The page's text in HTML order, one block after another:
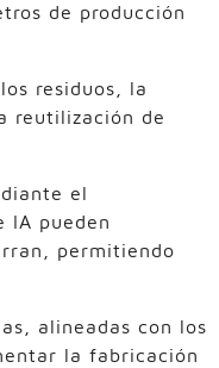
de producción
residuos, la
reutilización de
el
IA pueden
permitiendo
alineadas con los
la fabricación